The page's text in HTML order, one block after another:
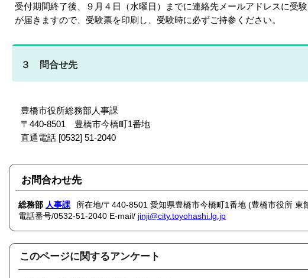
受付期間終了後、９月４日（水曜日）までに連絡先メールアドレスに受
が届きますので、受験票を印刷し、受験時に必ずご持参ください。
３ 問合せ先
豊橋市役所総務部人事課
〒440-8501 豊橋市今橋町1番地
直通電話 [0532] 51-2040
お問合わせ先
総務部 人事課
所在地/〒440-8501 愛知県豊橋市今橋町1番地 (豊橋市役所 東
電話番号/0532-51-2040 E-mail/ jinji@city.toyohashi.lg.jp
このページに関するアンケート